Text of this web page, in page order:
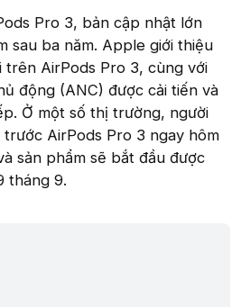
Pro 3, bản cập nhật lớn
sau ba năm. Apple giới thiệu
trên AirPods Pro 3, cùng với
động (ANC) được cải tiến và
Ở một số thị trường, người
AirPods Pro 3 ngay hôm
sản phẩm sẽ bắt đầu được
tháng 9.